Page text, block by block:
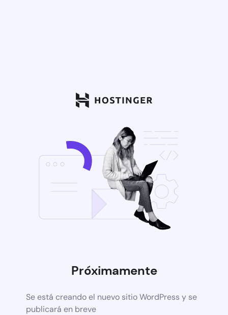
Próximamente
Se está creando el nuevo sitio WordPress y se
publicará en breve